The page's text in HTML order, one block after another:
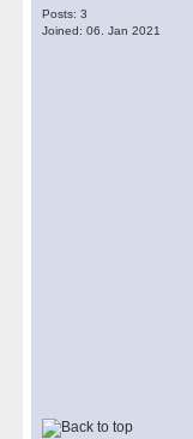
Posts: 3
Joined: 06. Jan 2021